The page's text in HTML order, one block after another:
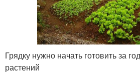
Грядку нужно начать готовить за
растений